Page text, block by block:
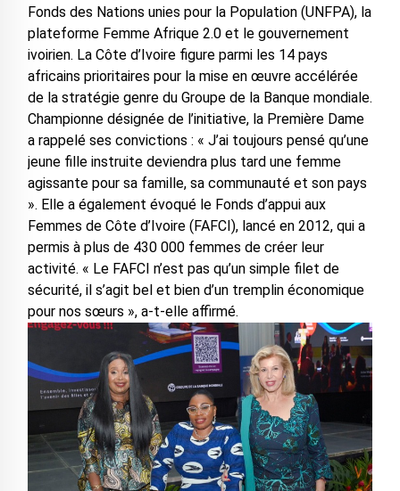
Fonds des Nations unies pour la Population (UNFPA), la
plateforme Femme Afrique 2.0 et le gouvernement
ivoirien. La Côte d’Ivoire figure parmi les 14 pays
africains prioritaires pour la mise en œuvre accélérée
de la stratégie genre du Groupe de la Banque mondiale.
Championne désignée de l’initiative, la Première Dame
a rappelé ses convictions : « J’ai toujours pensé qu’une
jeune fille instruite deviendra plus tard une femme
agissante pour sa famille, sa communauté et son pays
». Elle a également évoqué le Fonds d’appui aux
Femmes de Côte d’Ivoire (FAFCI), lancé en 2012, qui a
permis à plus de 430 000 femmes de créer leur
activité. « Le FAFCI n’est pas qu’un simple filet de
sécurité, il s’agit bel et bien d’un tremplin économique
pour nos sœurs », a-t-elle affirmé.